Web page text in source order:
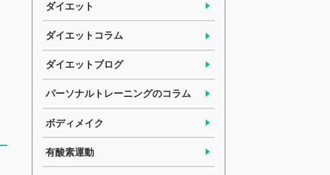
ダイエット
ダイエットコラム
ダイエットブログ
パーソナルトレーニングのコラム
ボディメイク
有酸素運動